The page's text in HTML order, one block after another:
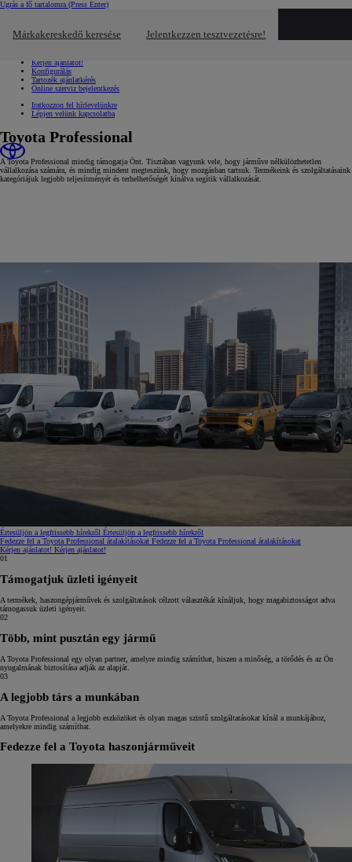
Ugrás a fő tartalomra (Press Enter)
Márkakereskedő keresése Jelentkezzen tesztvezetésre!
Gyors linkek Kattintson ide a bezáráshoz
Kérjen ajánlatot!
Konfigurálás
Tartozék ajánlatkérés
Online szerviz bejelentkezés
Iratkozzon fel hírlevelünkre
Lépjen velünk kapcsolatba
Toyota Professional
A Toyota Professional mindig támogatja Önt. Tisztában vagyunk vele, hogy járműve nélkülözhetetlen
vállalkozása számára, és mindig mindent megteszünk, hogy mozgásban tartsuk. Termékeink és szolgáltatásaink
kategóriájuk legjobb teljesítményét és terhelhetőségét kínálva segítik vállalkozását.
Értesüljön a legfrissebb hírekről Értesüljön a legfrissebb hírekről
Fedezze fel a Toyota Professional átalakításokat Fedezze fel a Toyota Professional átalakításokat
Kérjen ajánlatot! Kérjen ajánlatot!
01
Támogatjuk üzleti igényeit
A termékek, haszongépjárművek és szolgáltatások célzott választékát kínáljuk, hogy magabiztosságot adva
támogassuk üzleti igényeit.
02
Több, mint pusztán egy jármű
A Toyota Professional egy olyan partner, amelyre mindig számíthat, hiszen a minőség, a törődés és az Ön
nyugalmának biztosítása adják az alapját.
03
A legjobb társ a munkában
A Toyota Professional a legjobb eszközöket és olyan magas szintű szolgáltatásokat kínál a munkájához,
amelyekre mindig számíthat.
Fedezze fel a Toyota haszonjárműveit